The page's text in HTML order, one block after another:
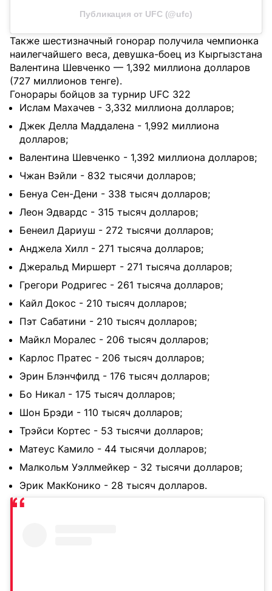
Публикация от UFC (@ufc)
Также шестизначный гонорар получила чемпионка
наилегчайшего веса, девушка-боец из Кыргызстана
Валентина Шевченко — 1,392 миллиона долларов
(727 миллионов тенге).
Гонорары бойцов за турнир UFC 322
Ислам Махачев - 3,332 миллиона долларов;
Джек Делла Маддалена - 1,992 миллиона
долларов;
Валентина Шевченко - 1,392 миллиона долларов;
Чжан Вэйли - 832 тысячи долларов;
Бенуа Сен-Дени - 338 тысяч долларов;
Леон Эдвардс - 315 тысяч долларов;
Бенеил Дариуш - 272 тысячи долларов;
Анджела Хилл - 271 тысяча долларов;
Джеральд Миршерт - 271 тысяча долларов;
Грегори Родригес - 261 тысяча долларов;
Кайл Докос - 210 тысяч долларов;
Пэт Сабатини - 210 тысяч долларов;
Майкл Моралес - 206 тысяч долларов;
Карлос Пратес - 206 тысяч долларов;
Эрин Блэнчфилд - 176 тысяч долларов;
Бо Никал - 175 тысяч долларов;
Шон Брэди - 110 тысяч долларов;
Трэйси Кортес - 53 тысячи долларов;
Матеус Камило - 44 тысячи долларов;
Малкольм Уэллмейкер - 32 тысячи долларов;
Эрик МакКонико - 28 тысяч долларов.